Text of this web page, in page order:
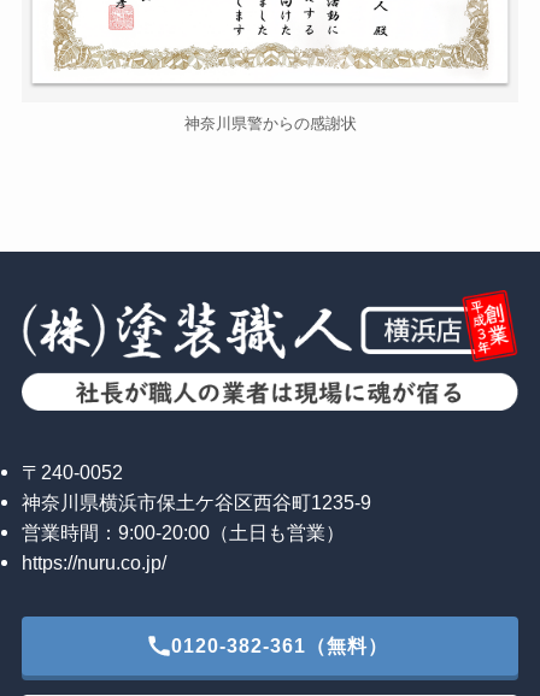
神奈川県警からの感謝状
〒240-0052
神奈川県横浜市保土ケ谷区西谷町1235-9
営業時間：9:00-20:00（土日も営業）
https://nuru.co.jp/
0120-382-361（無料）